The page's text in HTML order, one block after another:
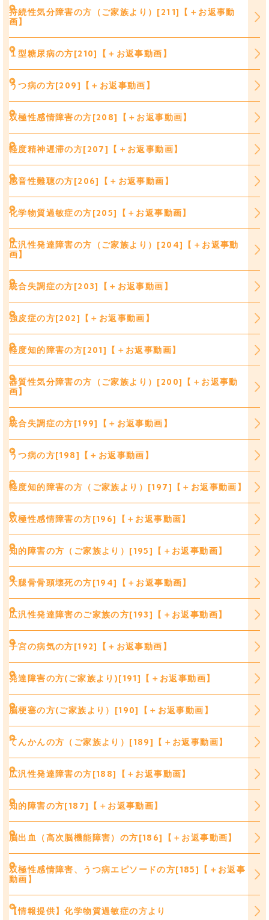
持続性気分障害の方（ご家族より）[211]【＋お返事動
画】
１型糖尿病の方[210]【＋お返事動画】
うつ病の方[209]【＋お返事動画】
双極性感情障害の方[208]【＋お返事動画】
軽度精神遅滞の方[207]【＋お返事動画】
感音性難聴の方[206]【＋お返事動画】
化学物質過敏症の方[205]【＋お返事動画】
広汎性発達障害の方（ご家族より）[204]【＋お返事動
画】
統合失調症の方[203]【＋お返事動画】
強皮症の方[202]【＋お返事動画】
軽度知的障害の方[201]【＋お返事動画】
器質性気分障害の方（ご家族より）[200]【＋お返事動
画】
統合失調症の方[199]【＋お返事動画】
うつ病の方[198]【＋お返事動画】
軽度知的障害の方（ご家族より）[197]【＋お返事動画】
双極性感情障害の方[196]【＋お返事動画】
知的障害の方（ご家族より）[195]【＋お返事動画】
大腿骨骨頭壊死の方[194]【＋お返事動画】
広汎性発達障害のご家族の方[193]【＋お返事動画】
子宮の病気の方[192]【＋お返事動画】
発達障害の方(ご家族より)[191]【＋お返事動画】
脳梗塞の方(ご家族より）[190]【＋お返事動画】
てんかんの方（ご家族より）[189]【＋お返事動画】
広汎性発達障害の方[188]【＋お返事動画】
知的障害の方[187]【＋お返事動画】
脳出血（高次脳機能障害）の方[186]【＋お返事動画】
双極性感情障害、うつ病エピソードの方[185]【＋お返事
動画】
【情報提供】化学物質過敏症の方より